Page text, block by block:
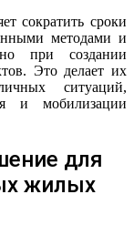
сократить сроки
методами и
при создании
Это делает их
ситуаций,
и мобилизации
для
жилых